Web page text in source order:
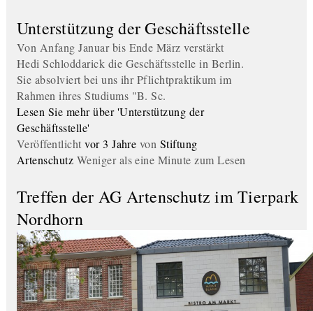
Unterstützung der Geschäftsstelle
Von Anfang Januar bis Ende März verstärkt
Hedi Schloddarick die Geschäftsstelle in Berlin.
Sie absolviert bei uns ihr Pflichtpraktikum im
Rahmen ihres Studiums "B. Sc.
Lesen Sie mehr über 'Unterstützung der
Geschäftsstelle'
Veröffentlichtvor 3 Jahre von Stiftung
Artenschutz Weniger als eine Minute zum Lesen
Treffen der AG Artenschutz im Tierpark
Nordhorn